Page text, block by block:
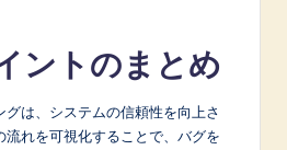
ントのまとめ
は、システムの信頼性を向上さ
れを可視化することで、バグを